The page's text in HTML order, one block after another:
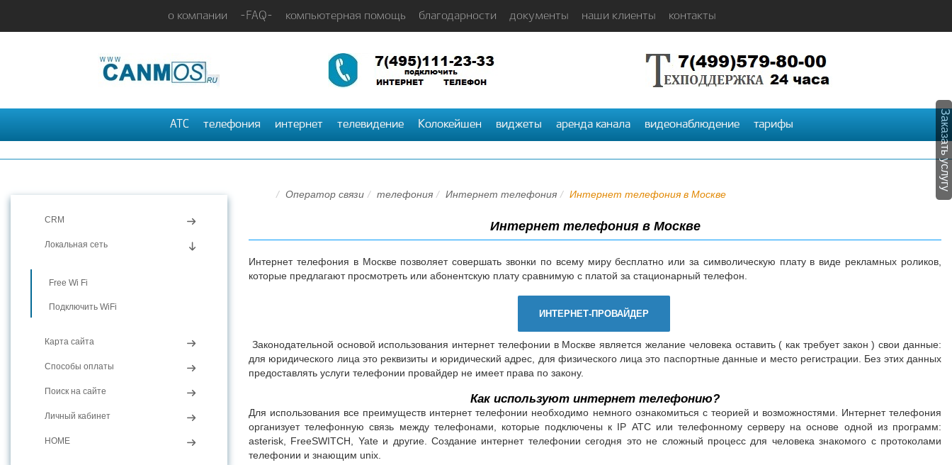
Заказать услугу
о компании -FAQ- компьютерная помощь благодарности документы наши клиенты контакты
АТС телефония интернет телевидение Колокейшен виджеты аренда канала видеонаблюдение тарифы
CRM
Локальная сеть
Free Wi Fi
Подключить WiFi
Карта сайта
Способы оплаты
Поиск на сайте
Личный кабинет
HOME
Оператор связи телефония Интернет телефония Интернет телефония в Москве
Интернет телефония в Москве
Интернет телефония в Москве позволяет совершать звонки по всему миру бесплатно или за символическую плату в виде рекламных роликов,
которые предлагают просмотреть или абонентскую плату сравнимую с платой за стационарный телефон.
ИНТЕРНЕТ-ПРОВАЙДЕР
Законодательной основой использования интернет телефонии в Москве является желание человека оставить ( как требует закон ) свои данные:
для юридического лица это реквизиты и юридический адрес, для физического лица это паспортные данные и место регистрации. Без этих данных
предоставлять услуги телефонии провайдер не имеет права по закону.
Как используют интернет телефонию?
Для использования все преимуществ интернет телефонии необходимо немного ознакомиться с теорией и возможностями. Интернет телефония
организует телефонную связь между телефонами, которые подключены к IP АТС или телефонному серверу на основе одной из программ:
asterisk, FreeSWITCH, Yate и другие. Создание интернет телефонии сегодня это не сложный процесс для человека знакомого с протоколами
телефонии и знающим unix.